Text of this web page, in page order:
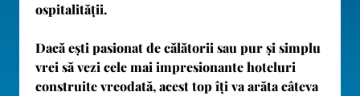
ospitalității.
Dacă ești pasionat de călătorii sau pur și simplu
vrei să vezi cele mai impresionante hoteluri
construite vreodată, acest top îți va arăta câteva